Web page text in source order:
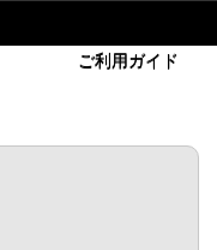
ご利用ガイド